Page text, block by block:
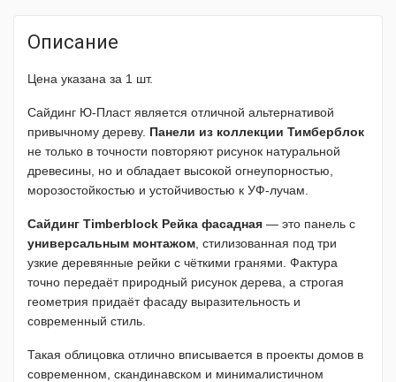
Описание
Цена указана за 1 шт.
Сайдинг Ю-Пласт является отличной альтернативой
привычному дереву. Панели из коллекции Тимберблок
не только в точности повторяют рисунок натуральной
древесины, но и обладает высокой огнеупорностью,
морозостойкостью и устойчивостью к УФ-лучам.
Сайдинг Timberblock Рейка фасадная — это панель с
универсальным монтажом , стилизованная под три
узкие деревянные рейки с чёткими гранями. Фактура
точно передаёт природный рисунок дерева, а строгая
геометрия придаёт фасаду выразительность и
современный стиль.
Такая облицовка отлично вписывается в проекты домов в
современном, скандинавском и минималистичном